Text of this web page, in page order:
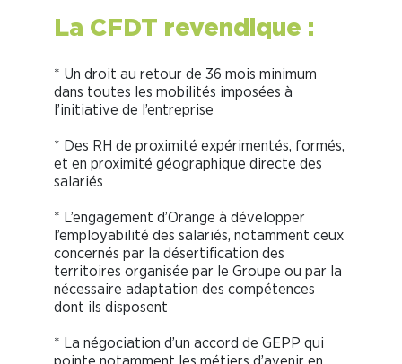
La CFDT revendique :
* Un droit au retour de 36 mois minimum
dans toutes les mobilités imposées à
l’initiative de l’entreprise
* Des RH de proximité expérimentés, formés,
et en proximité géographique directe des
salariés
* L’engagement d’Orange à développer
l’employabilité des salariés, notamment ceux
concernés par la désertification des
territoires organisée par le Groupe ou par la
nécessaire adaptation des compétences
dont ils disposent
* La négociation d’un accord de GEPP qui